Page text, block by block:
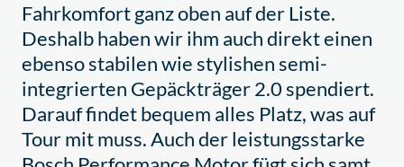
Fahrkomfort ganz oben auf der Liste.
Deshalb haben wir ihm auch direkt einen
ebenso stabilen wie stylishen semi-
integrierten Gepäckträger 2.0 spendiert.
Darauf findet bequem alles Platz, was auf
Tour mit muss. Auch der leistungsstarke